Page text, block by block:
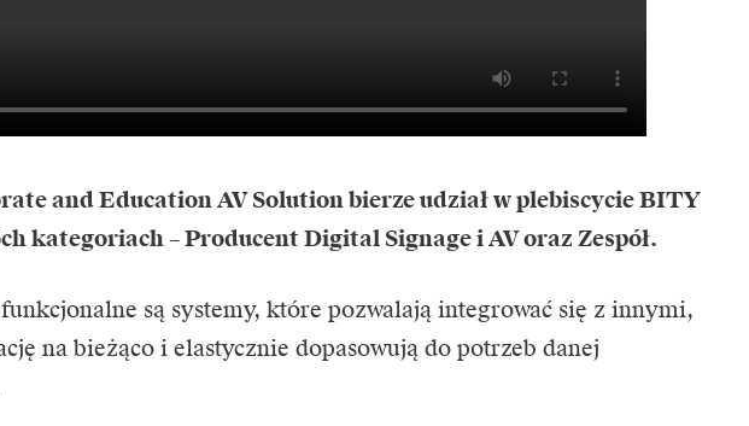
and Education AV Solution bierze udział w plebiscycie BITY
kategoriach – Producent Digital Signage i AV oraz Zespół.
są systemy, które pozwalają integrować się z innymi,
na bieżąco i elastycznie dopasowują do potrzeb danej